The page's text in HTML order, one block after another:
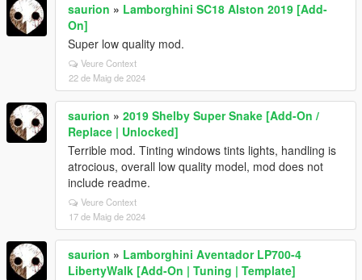
saurion » Lamborghini SC18 Alston 2019 [Add-
On]
Super low quality mod.
Veure Context
22 de Maig de 2024
saurion » 2019 Shelby Super Snake [Add-On /
Replace | Unlocked]
Terrible mod. Tinting windows tints lights, handling is
atrocious, overall low quality model, mod does not
include readme.
Veure Context
17 de Maig de 2024
saurion » Lamborghini Aventador LP700-4
LibertyWalk [Add-On | Tuning | Template]